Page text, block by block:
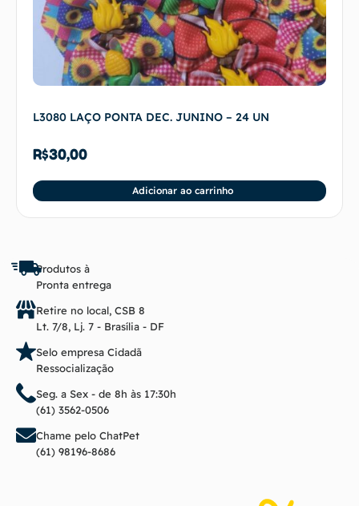
L3080 LAÇO PONTA DEC. JUNINO – 24 UN
R$30,00
Adicionar ao carrinho
Produtos à
Pronta entrega
Retire no local, CSB 8
Lt. 7/8, Lj. 7 - Brasília - DF
Selo empresa Cidadã
Ressocialização
Seg. a Sex - de 8h às 17:30h
(61) 3562-0506
Chame pelo ChatPet
(61) 98196-8686